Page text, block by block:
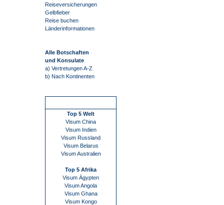
Reiseversicherungen
Gelbfieber
Reise buchen
Länderinformationen
Alle Botschaften
und Konsulate
a) Vertretungen A-Z
b) Nach Kontinenten
Top 5 Welt
Visum China
Visum Indien
Visum Russland
Visum Belarus
Visum Australien
Top 5 Afrika
Visum Ägypten
Visum Angola
Visum Ghana
Visum Kongo